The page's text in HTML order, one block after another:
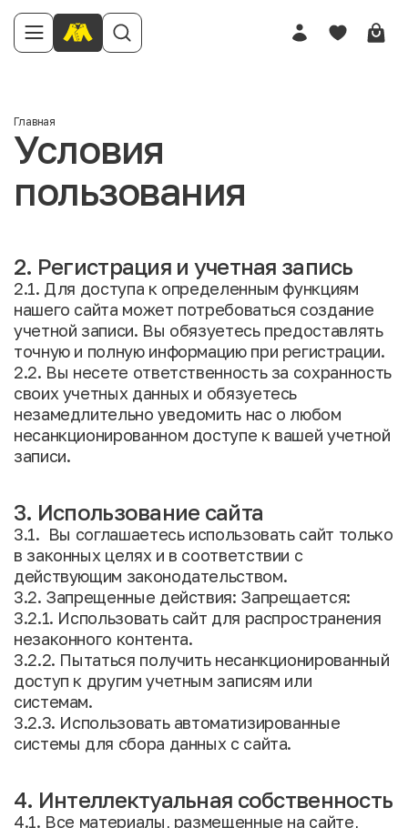
Главная
Условия
пользования
2. Регистрация и учетная запись
2.1. Для доступа к определенным функциям
нашего сайта может потребоваться создание
учетной записи. Вы обязуетесь предоставлять
точную и полную информацию при регистрации.
2.2. Вы несете ответственность за сохранность
своих учетных данных и обязуетесь
незамедлительно уведомить нас о любом
несанкционированном доступе к вашей учетной
записи.
3. Использование сайта
3.1. Вы соглашаетесь использовать сайт только
в законных целях и в соответствии с
действующим законодательством.
3.2. Запрещенные действия: Запрещается:
3.2.1. Использовать сайт для распространения
незаконного контента.
3.2.2. Пытаться получить несанкционированный
доступ к другим учетным записям или
системам.
3.2.3. Использовать автоматизированные
системы для сбора данных с сайта.
4. Интеллектуальная собственность
4.1. Все материалы, размещенные на сайте,